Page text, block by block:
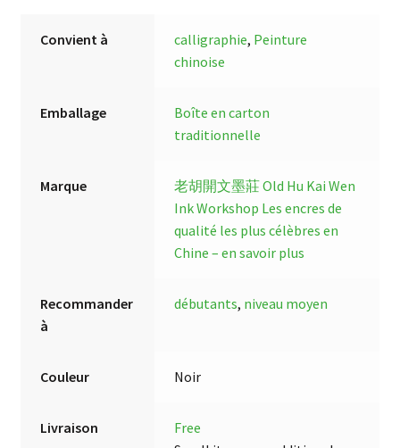
Convient à calligraphie, Peinture
chinoise
Emballage
Boîte en carton
traditionnelle
Marque
老胡開文墨莊 Old Hu Kai Wen
Ink Workshop Les encres de
qualité les plus célèbres en
Chine – en savoir plus
Recommander
à
débutants, niveau moyen
Couleur Noir
Livraison
Free